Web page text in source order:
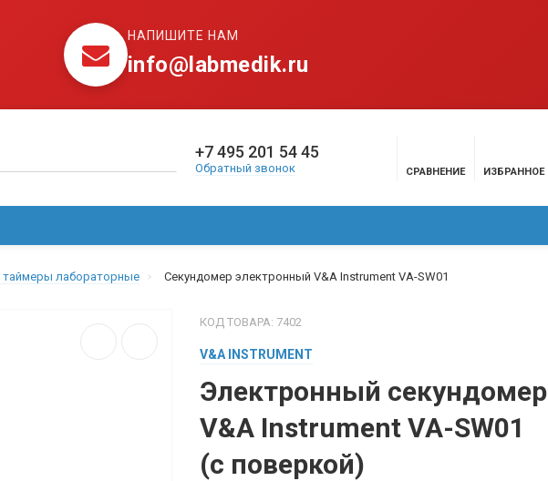
НАПИШИТЕ НАМ
info@labmedik.ru
+7 495 201 54 45
Обратный звонок СРАВНЕНИЕ ИЗБРАННОЕ
лабораторные Секундомер электронный V&A Instrument VA-SW01
КОД ТОВАРА: 7402
V&A INSTRUMENT
Электронный секундомер
V&A Instrument VA-SW01
(с поверкой)